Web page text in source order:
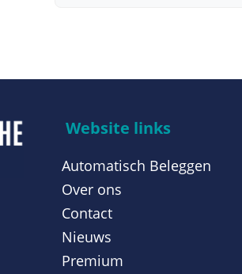
Website links
Automatisch Beleggen
Over ons
Contact
Nieuws
Premium